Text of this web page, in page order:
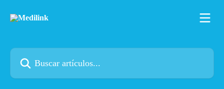
Buscar artículos...